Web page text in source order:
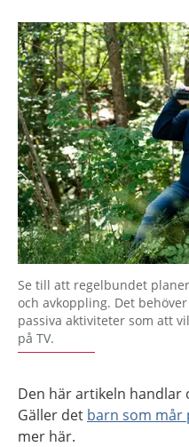
Se till att regelbundet
och avkoppling. Det
passiva aktiviteter som att
på TV.
Den här artikeln handlar
Gäller det barn som mår
mer här.